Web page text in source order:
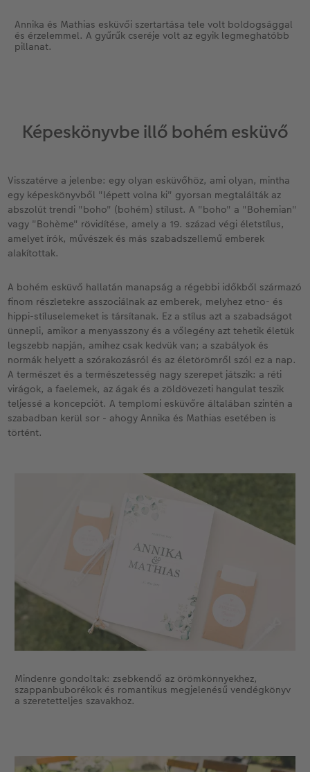
Annika és Mathias esküvői szertartása tele volt boldogsággal
és érzelemmel. A gyűrűk cseréje volt az egyik legmeghatóbb
pillanat.
Képeskönyvbe illő bohém esküvő
Visszatérve a jelenbe: egy olyan esküvőhöz, ami olyan, mintha
egy képeskönyvből "lépett volna ki" gyorsan megtalálták az
abszolút trendi "boho" (bohém) stílust. A "boho" a "Bohemian"
vagy "Bohème" rövidítése, amely a 19. század végi életstílus,
amelyet írók, művészek és más szabadszellemű emberek
alakítottak.
A bohém esküvő hallatán manapság a régebbi időkből származó
finom részletekre asszociálnak az emberek, melyhez etno- és
hippi-stíluselemeket is társítanak. Ez a stílus azt a szabadságot
ünnepli, amikor a menyasszony és a vőlegény azt tehetik életük
legszebb napján, amihez csak kedvük van; a szabályok és
normák helyett a szórakozásról és az életörömről szól ez a nap.
A természet és a természetesség nagy szerepet játszik: a réti
virágok, a faelemek, az ágak és a zöldövezeti hangulat teszik
teljessé a koncepciót. A templomi esküvőre általában szintén a
szabadban kerül sor - ahogy Annika és Mathias esetében is
történt.
Mindenre gondoltak: zsebkendő az örömkönnyekhez,
szappanbuborékok és romantikus megjelenésű vendégkönyv
a szeretetteljes szavakhoz.